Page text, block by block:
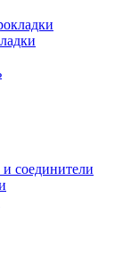
соединители